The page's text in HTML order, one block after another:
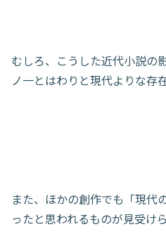
むしろ、こうした近代小説の
ノ一とはわりと現代よりな存
また、ほかの創作でも「現代
ったと思われるものが見受けら